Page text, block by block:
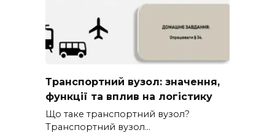
Транспортний вузол: значення,
функції та вплив на логістику
Що таке транспортний вузол?
Транспортний вузол…